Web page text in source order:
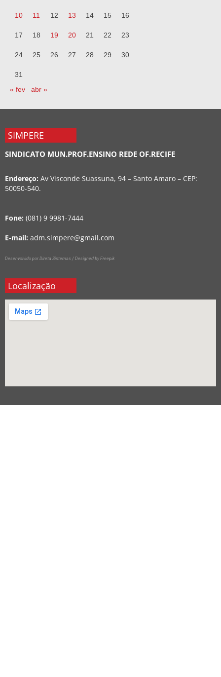
10 11 12 13 14 15 16
17 18 19 20 21 22 23
24 25 26 27 28 29 30
31
« fev
abr »
SIMPERE
SINDICATO MUN.PROF.ENSINO REDE OF.RECIFE
Endereço: Av Visconde Suassuna, 94 – Santo Amaro – CEP:
50050-540.
Fone: (081) 9 9981-7444
E-mail: adm.simpere@gmail.com
Desenvolvido por Direta Sistemas / Designed by Freepik
Localização